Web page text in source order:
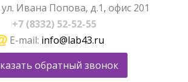
Ивана Попова, д.1, офис 201
+7 (8332) 52-52-55
E-mail: info@lab43.ru
обратный звонок